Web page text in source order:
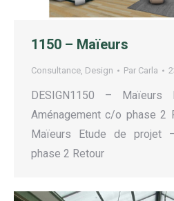
1150 – Maïeurs
Consultance, Design Par Carla
DESIGN1150 –
Aménagement c/o phase 2
Maïeurs Etude de projet
phase 2 Retour